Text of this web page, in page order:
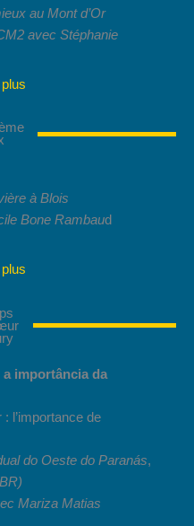
au Mont d’Or
avec Stéphanie
à Blois
Bone Rambaud
importância da
l’importance de
do Oeste do Paranás,
Mariza Matias